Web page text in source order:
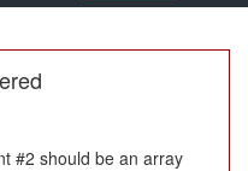
#2 should be an array